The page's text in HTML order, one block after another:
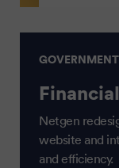
Netgen
website and
and efficiency.